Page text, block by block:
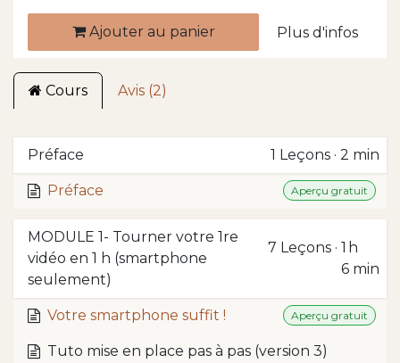
Ajouter au panier Plus d'infos
Cours Avis (2)
Préface 1 Leçons · 2 min
Préface Aperçu gratuit
MODULE 1- Tourner votre 1re
vidéo en 1 h (smartphone
seulement)
7 Leçons · 1 h
6 min
Votre smartphone suffit ! Aperçu gratuit
Tuto mise en place pas à pas (version 3)